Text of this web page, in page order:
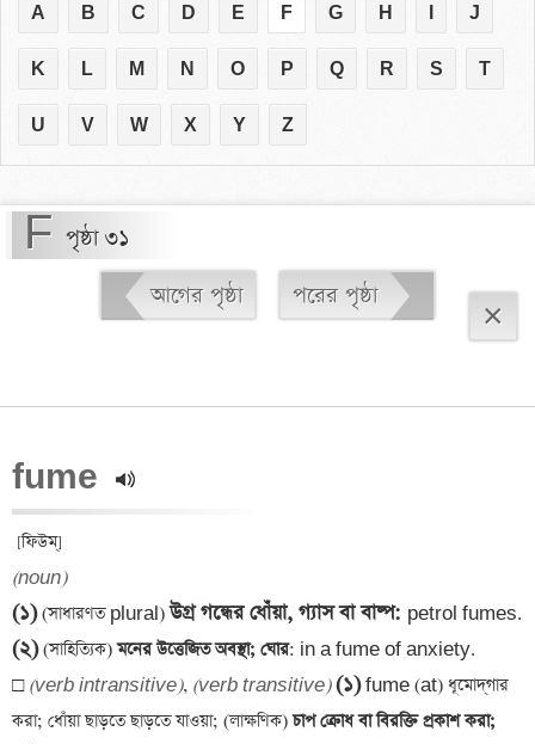
A B C D E F G H I J
K L M N O P Q R S T
U V W X Y Z
F পৃষ্ঠা ৩১
আগের পৃষ্ঠা
পরের পৃষ্ঠা
×
fume
(noun)
(১) (সাধারণত plural) উগ্র গন্ধের ধোঁয়া, গ্যাস বা বাষ্প:
(২) (সাহিত্যিক) মনের উত্তেজিত অবস্থা; ঘোর: in a fume of anxiety.
□ (verb intransitive), (verb transitive) (১) fume (at) ধূমোদ্‌গার
করা; ধোঁয়া ছাড়তে ছাড়তে যাওয়া; (লাক্ষণিক) চাপ ক্রোধ বা বিরক্তি প্রকাশ করা;